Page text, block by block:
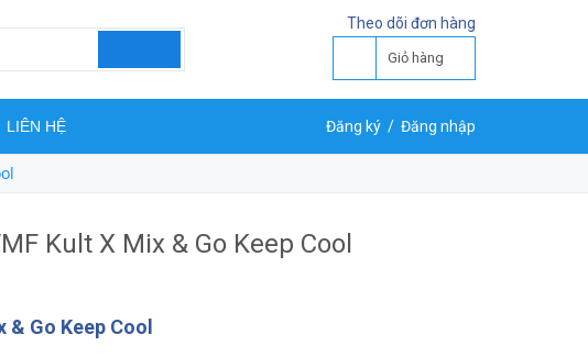
Theo dõi đơn hàng
Giỏ hàng
LIÊN HỆ Đăng ký / Đăng nhập
Kult X Mix & Go Keep Cool
& Go Keep Cool